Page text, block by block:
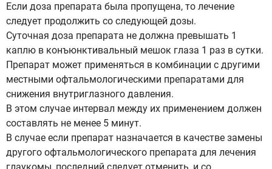
Если доза препарата была пропущена, то лечение
следует продолжить со следующей дозы.
Суточная доза препарата не должна превышать 1
каплю в конъюнктивальный мешок глаза 1 раз в сутки.
Препарат может применяться в комбинации с другими
местными офтальмологическими препаратами для
снижения внутриглазного давления.
В этом случае интервал между их применением должен
составлять не менее 5 минут.
В случае если препарат назначается в качестве замены
другого офтальмологического препарата для лечения